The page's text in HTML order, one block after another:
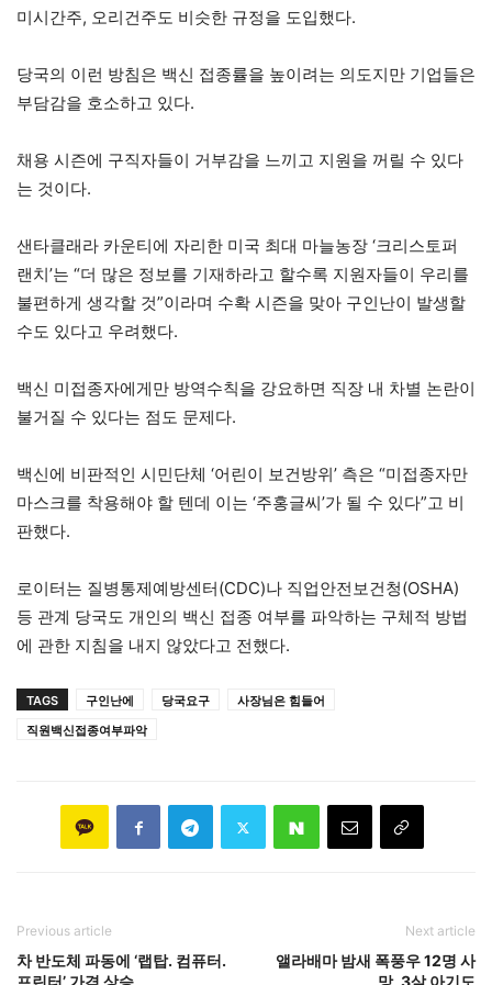
미시간주, 오리건주도 비슷한 규정을 도입했다.
당국의 이런 방침은 백신 접종률을 높이려는 의도지만 기업들은
부담감을 호소하고 있다.
채용 시즌에 구직자들이 거부감을 느끼고 지원을 꺼릴 수 있다
는 것이다.
샌타클래라 카운티에 자리한 미국 최대 마늘농장 ‘크리스토퍼
랜치’는 “더 많은 정보를 기재하라고 할수록 지원자들이 우리를
불편하게 생각할 것”이라며 수확 시즌을 맞아 구인난이 발생할
수도 있다고 우려했다.
백신 미접종자에게만 방역수칙을 강요하면 직장 내 차별 논란이
불거질 수 있다는 점도 문제다.
백신에 비판적인 시민단체 ‘어린이 보건방위’ 측은 “미접종자만
마스크를 착용해야 할 텐데 이는 ‘주홍글씨’가 될 수 있다”고 비
판했다.
로이터는 질병통제예방센터(CDC)나 직업안전보건청(OSHA)
등 관계 당국도 개인의 백신 접종 여부를 파악하는 구체적 방법
에 관한 지침을 내지 않았다고 전했다.
TAGS 구인난에 당국요구
사장님은 힘들어
직원백신접종여부파악
Previous article
차 반도체 파동에 ‘랩탑. 컴퓨터.
Next article
앨라배마 밤새 폭풍우 12명 사